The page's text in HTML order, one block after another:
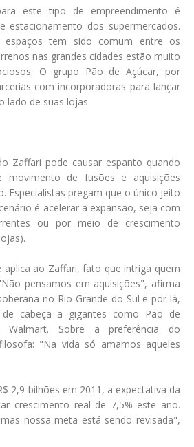
este tipo de empreendimento é
estacionamento dos supermercados.
espaços tem sido comum entre os
nas grandes cidades estão muito
O grupo Pão de Açúcar, por
com incorporadoras para lançar
lado de suas lojas.
Zaffari pode causar espanto quando
movimento de fusões e aquisições
Especialistas pregam que o único jeito
é acelerar a expansão, seja com
ou por meio de crescimento
aplica ao Zaffari, fato que intriga quem
pensamos em aquisições", afirma
no Rio Grande do Sul e por lá,
cabeça a gigantes como Pão de
Walmart. Sobre a preferência do
"Na vida só amamos aqueles
2,9 bilhões em 2011, a expectativa da
crescimento real de 7,5% este ano.
nossa meta está sendo revisada",